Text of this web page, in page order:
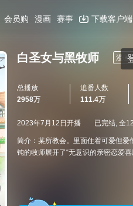
会员购 漫画 赛事 下载客户端
白圣女与黑牧师 漫画
总播放
2958万
追番人数
111.4万
2023年7月12日开播 已完结, 全
简介：某所教会。里面住着可爱但
钝的牧师展开了“无意识的亲密恋爱